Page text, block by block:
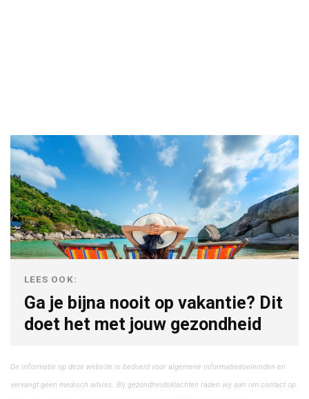
LEES OOK:
Ga je bijna nooit op vakantie? Dit
doet het met jouw gezondheid
De informatie op deze website is bedoeld voor algemene informatiedoeleinden en
vervangt geen medisch advies. Bij gezondheidsklachten raden wij aan om contact op